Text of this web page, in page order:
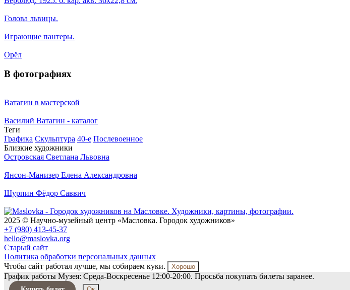
Голова львицы.
Играющие пантеры.
Орёл
В фотографиях
Ватагин в мастерской
Василий Ватагин - каталог
Теги
Графика Скульптура 40-e Послевоенное
Близкие художники
Островская Светлана Львовна
Янсон-Манизер Елена Александровна
Шурпин Фёдор Саввич
2025 © Научно-музейный центр «Масловка. Городок художников»
+7 (980) 413-45-37
hello@maslovka.org
Старый сайт
Политика обработки персональных данных
Чтобы сайт работал лучше, мы собираем куки.
Хорошо
График работы Музея: Среда-Воскресенье 12:00-20:00. Просьба покупать билеты заранее.